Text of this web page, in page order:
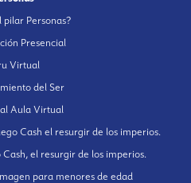
pilar Personas?
Presencial
Virtual
del Ser
Aula Virtual
Cash el resurgir de los imperios.
el resurgir de los imperios.
para menores de edad